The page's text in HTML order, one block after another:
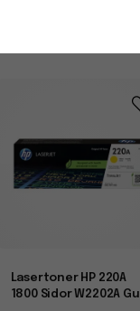
Lasertoner HP 220A
1800 Sidor W2202A Gul